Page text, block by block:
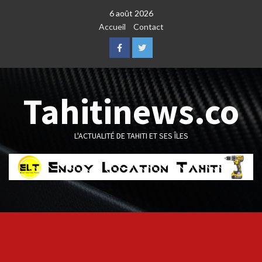
6 août 2026
Accueil
Contact
FacebookTwitter
Tahitinews.co
L'ACTUALITÉ DE TAHITI ET SES ÎLES